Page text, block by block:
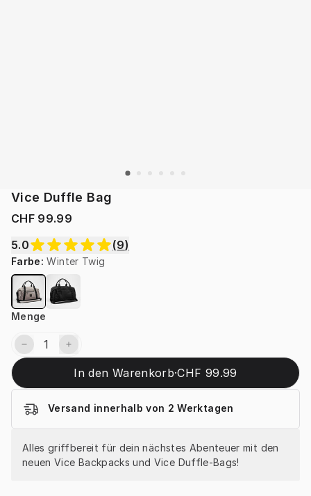
Vice Duffle Bag
CHF 99.99
5.0
(9)
Farbe: Winter Twig
Menge
In den Warenkorb·CHF 99.99
Versand innerhalb von 2 Werktagen
Alles griffbereit für dein nächstes Abenteuer mit den
neuen Vice Backpacks und Vice Duffle-Bags!